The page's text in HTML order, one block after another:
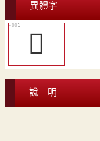
異體字
𥄇
說 明